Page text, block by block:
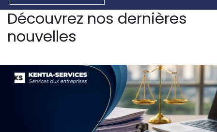
Découvrez nos dernières
nouvelles